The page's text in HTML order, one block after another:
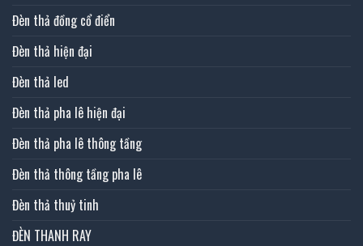
Đèn thả đồng cổ điển
Đèn thả hiện đại
Đèn thả led
Đèn thả pha lê hiện đại
Đèn thả pha lê thông tầng
Đèn thả thông tầng pha lê
Đèn thả thuỷ tinh
ĐÈN THANH RAY